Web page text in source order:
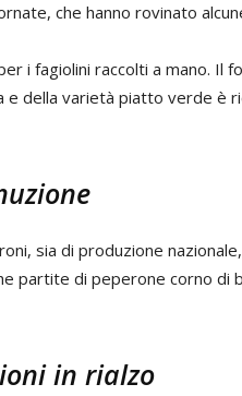
che hanno rovinato
i fagiolini raccolti a mano. Il
della varietà piatto verde è
sia di produzione
partite di peperone corno di
in rialzo